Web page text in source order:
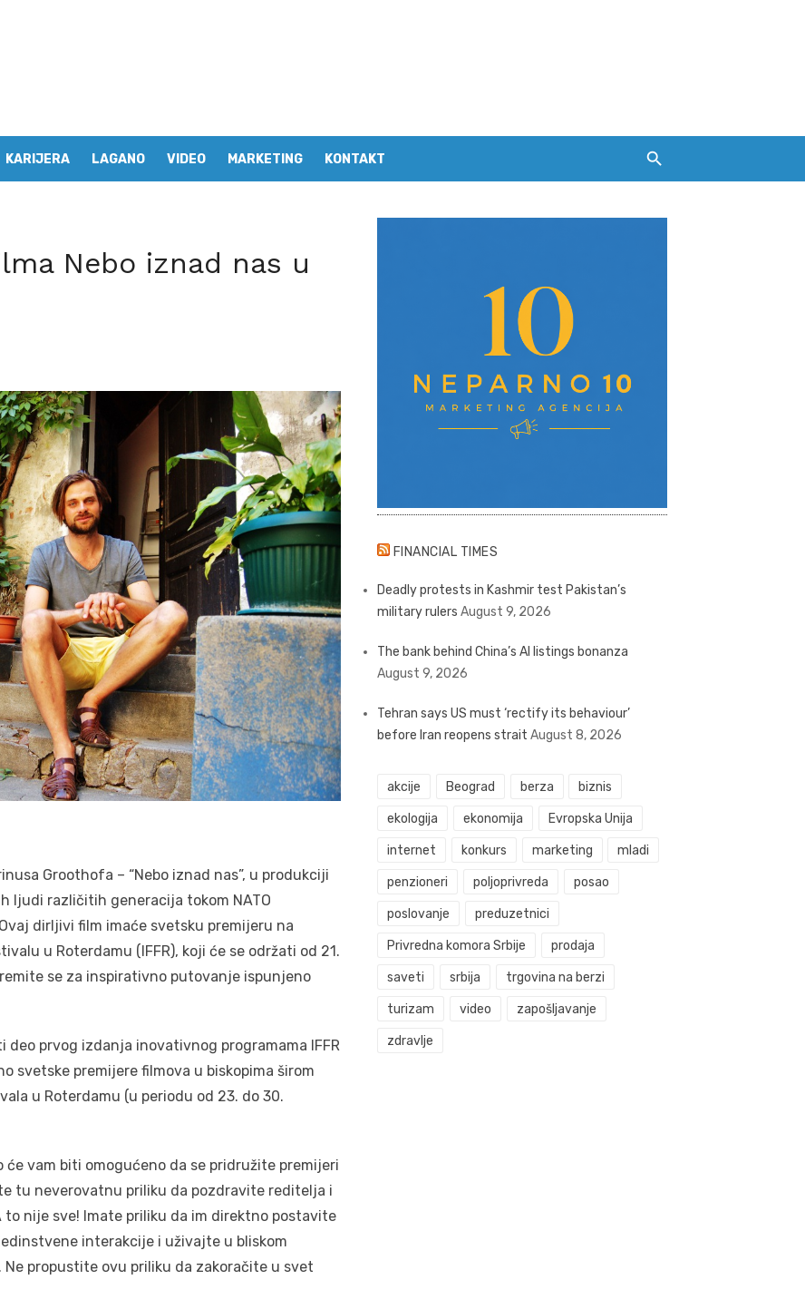
KARIJERA LAGANO VIDEO MARKETING KONTAKT
Nebo iznad nas u
Groothofa – “Nebo iznad nas”, u produkciji
ljudi različitih generacija tokom NATO
dirljivi film imaće svetsku premijeru na
u Roterdamu (IFFR), koji će se održati od 21.
se za inspirativno putovanje ispunjeno
deo prvog izdanja inovativnog programama IFFR
svetske premijere filmova u biskopima širom
u Roterdamu (u periodu od 23. do 30.
će vam biti omogućeno da se pridružite premijeri
tu neverovatnu priliku da pozdravite reditelja i
to nije sve! Imate priliku da im direktno postavite
interakcije i uživajte u bliskom
propustite ovu priliku da zakoračite u svet
FINANCIAL TIMES
Deadly protests in Kashmir test Pakistan’s
military rulers August 9, 2026
The bank behind China’s AI listings bonanza
August 9, 2026
Tehran says US must ‘rectify its behaviour’
before Iran reopens strait August 8, 2026
akcije Beograd berza biznis
ekologija ekonomija Evropska Unija
internet konkurs marketing mladi
penzioneri poljoprivreda posao
poslovanje preduzetnici
Privredna komora Srbije prodaja
saveti srbija trgovina na berzi
turizam video zapošljavanje
zdravlje